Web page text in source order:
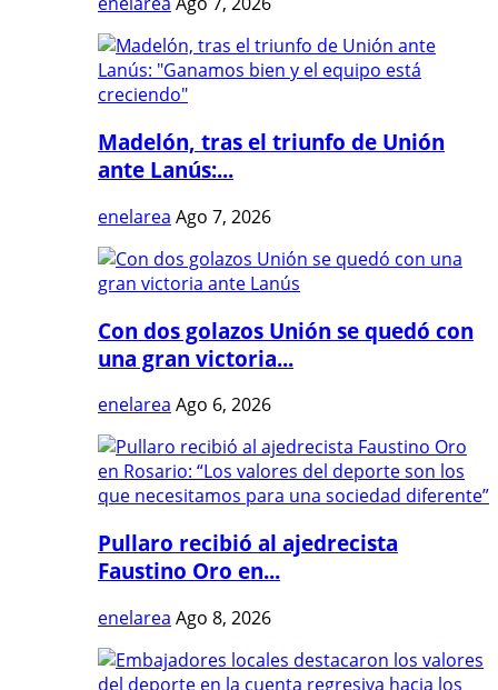
Madelón, tras el triunfo de Unión
ante Lanús:...
enelarea Ago 7, 2026
Con dos golazos Unión se quedó con
una gran victoria...
enelarea Ago 6, 2026
Pullaro recibió al ajedrecista
Faustino Oro en...
enelarea Ago 8, 2026